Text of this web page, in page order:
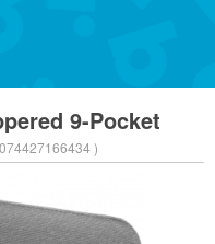
9-Pocket
074427166434 )